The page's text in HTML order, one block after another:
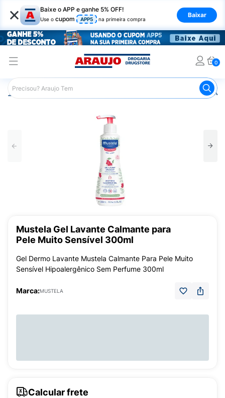
× Baixe o APP e ganhe 5% OFF!
Use o cupom APP5 na primeira compra
Baixar
0
Araujo Infantil Sabonete Infantil
Mustela Gel Lavante Calmante para
Pele Muito Sensível 300ml
Gel Dermo Lavante Mustela Calmante Para Pele Muito
Sensível Hipoalergênico Sem Perfume 300ml
Marca:MUSTELA
Calcular frete